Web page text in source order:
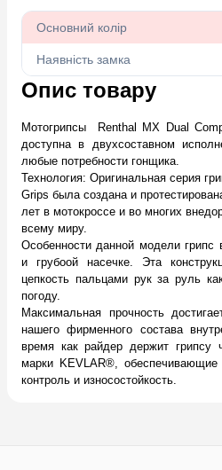
Основний колір
Наявність замка
Опис товару
Мотогрипсы Renthal MX Dual
доступна в двухсоставном
любые потребности гонщика.
Технология: Оригинальная серия
Grips была создана и
лет в мотокроссе и во многих
всему миру.
Особенности данной модели грипс
и грубоой насечке. Эта
цепкость пальцами рук за руль
погоду.
Максимальная прочность
нашего фирменного состава
время как райдер держит грипсу
марки KEVLAR®, обеспечивающие
контроль и износостойкость.